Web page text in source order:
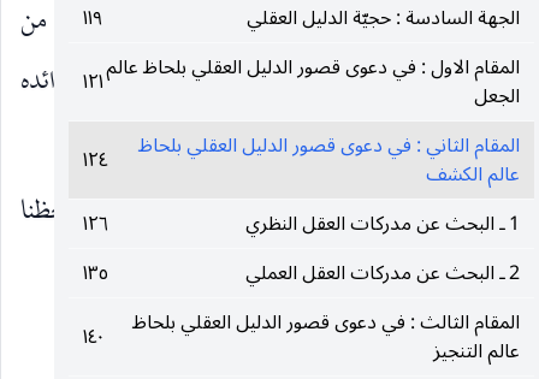
الجهة السادسة : حجيّة الدليل العقلي
١١٩
المقام الاول : في دعوى قصور الدليل العقلي بلحاظ عالم
الجعل
١٢١
المقام الثاني : في دعوى قصور الدليل العقلي بلحاظ
عالم الكشف
١٢٤
1 ـ البحث عن مدركات العقل النظري
١٢٦
2 ـ البحث عن مدركات العقل العملي
١٣٥
المقام الثالث : في دعوى قصور الدليل العقلي بلحاظ
عالم التنجيز
١٤٠
الشرعي ، ولعل هذا هو المناسب مع ظاهر جملة من
كلمات المحدثين خصوصا المحدث الأسترآبادي في فوائده
المدنية.
وحاصل ما يذكر من قبلهم لتقرير ذلك انا إذا لاحظنا
المدركات العقلية رأينا
__________________